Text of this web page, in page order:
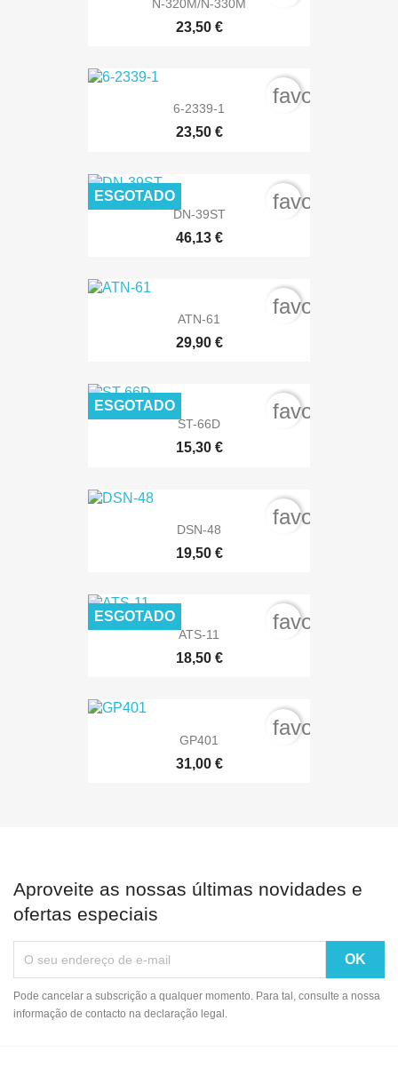
N-320M/N-330M
23,50 €
6-2339-1
23,50 €
DN-39ST
46,13 €
ESGOTADO
ATN-61
29,90 €
ST-66D
15,30 €
ESGOTADO
DSN-48
19,50 €
ATS-11
18,50 €
ESGOTADO
GP401
31,00 €
Aproveite as nossas últimas novidades e
ofertas especiais
Pode cancelar a subscrição a qualquer momento. Para tal, consulte a nossa
informação de contacto na declaração legal.